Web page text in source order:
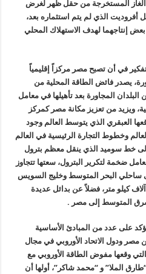
المستخرجة من حقل ظهر لغرض
أفروديت الذي لم يتم استثماره بعد،
إنتاجهما لهدف الاستهلاك المحلي
في أن تصبح مصر مركزاً إقليمياً
يصدر فائض الطاقة المحلية من
البلدان المجاورة بعد تأهيلها في معامل
ويزيد من تعزيز مكانة مصر كمركز
العبقري الذي يتوسط العالم وجود
وخطوط التجارة الرئيسية في العالم
خط سوميد الذي ينقل معظم بترول
العربي إلى أوروبا، ووجود 8 معامل ضخمة لتكرير البترول، سعتها تتجاوز
بتروليا على ساحلي البحر المتوسط وخليج السويس
وشبكة نقل رئيسية للغاز بإجمالي 7 آلاف كيلو متر، فضلاً عن بدائل عديدة
المتوسط إلى مصر .
على عدد من المبادئ الأساسية
مصر ودول الاتحاد الأوروبي في مجال
وقعها مفوض الطاقة الأوروبي مع
الملا” و “محمد شاكر”، أولها أن